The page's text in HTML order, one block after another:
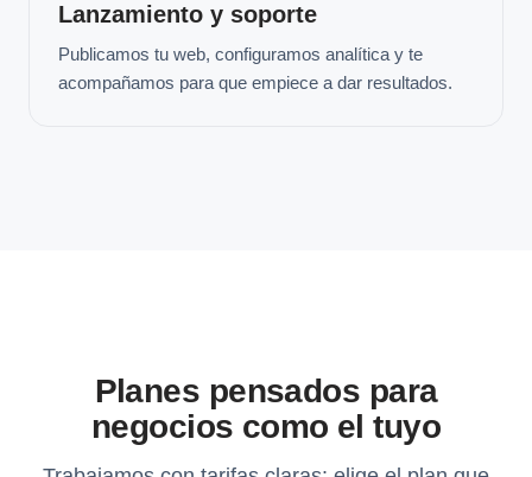
Lanzamiento y soporte
Publicamos tu web, configuramos analítica y te
acompañamos para que empiece a dar resultados.
Planes pensados para
negocios como el tuyo